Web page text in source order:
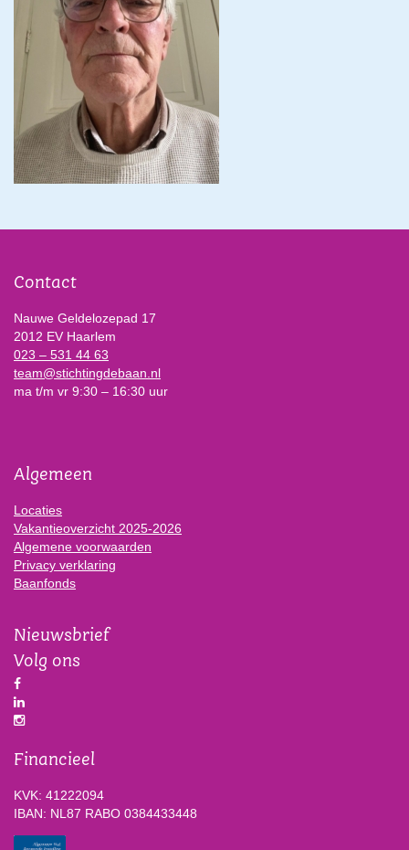
Contact
Nauwe Geldelozepad 17
2012 EV Haarlem
023 – 531 44 63
team@stichtingdebaan.nl
ma t/m vr 9:30 – 16:30 uur
Algemeen
Locaties
Vakantieoverzicht 2025-2026
Algemene voorwaarden
Privacy verklaring
Baanfonds
Nieuwsbrief
Volg ons
Financieel
KVK: 41222094
IBAN: NL87 RABO 0384433448